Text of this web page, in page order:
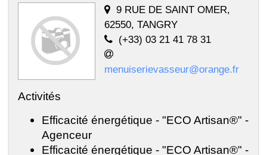
9 RUE DE SAINT OMER,
62550, TANGRY
(+33) 03 21 41 78 31
menuiserievasseur@orange.fr
Activités
Efficacité énergétique - "ECO Artisan®" -
Agenceur
Efficacité énergétique - "ECO Artisan®" -